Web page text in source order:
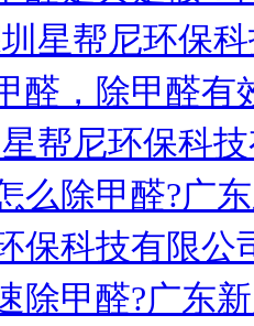
星帮尼环保
醛，除甲醛有
帮尼环保科
么除甲醛?广
保科技有限公
除甲醛?广东